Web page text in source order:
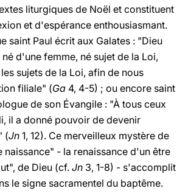
liturgiques de Noël et constituent
et d'espérance enthousiasmant.
saint Paul écrit aux Galates : "Dieu
d'une femme, né sujet de la Loi,
sujets de la Loi, afin de nous
filiale" (Ga 4, 4-5) ; ou encore saint
de son Évangile : "À tous ceux
il a donné pouvoir de devenir
(Jn 1, 12). Ce merveilleux mystère de
naissance" - la renaissance d'un être
de Dieu (cf. Jn 3, 1-8) - s'accomplit
le signe sacramentel du baptême.